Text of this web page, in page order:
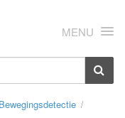
MENU
Bewegingsdetectie